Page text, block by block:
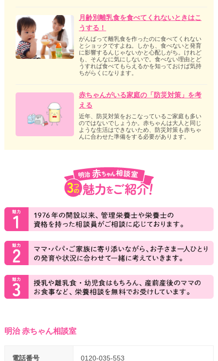
月齢別離乳食を食べてくれないときはこ
うする！
がんばって離乳食を作ったのに食べてくれない
とショックですよね。しかも、食べないと発育
に影響するんじゃないかと心配しがち。けれど
も、そんなに気にしないで。食べない理由とど
うすれば食べてもらえるかを知っておけば気持
ちがらくになります。
赤ちゃんがいる家庭の「防災対策」を考
える
近年、防災対策をおこなっているご家庭も多い
のではないでしょうか。赤ちゃんは大人と同じ
ような生活はできないため、防災対策も赤ちゃ
んに合わせた準備をする必要があります。
明治 赤ちゃん相談室
電話番号 0120-035-553